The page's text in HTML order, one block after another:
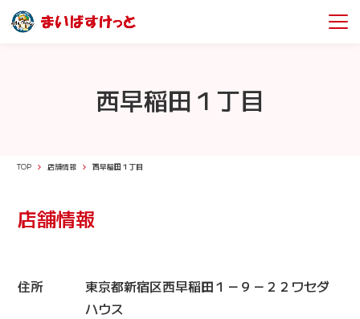
西早稲田１丁目
TOP 店舗情報 西早稲田１丁目
店舗情報
住所
東京都新宿区西早稲田１－９－２２ワセダ
ハウス